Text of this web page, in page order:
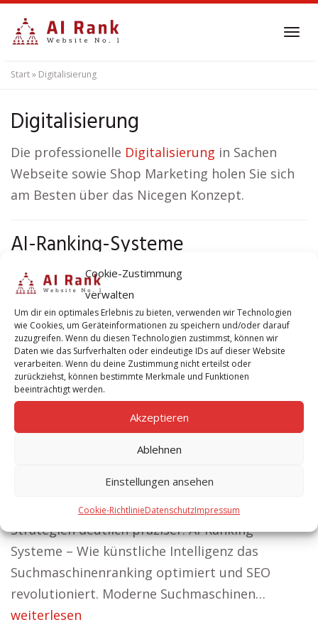
Cookie-Zustimmung
verwalten
Um dir ein optimales Erlebnis zu bieten, verwenden wir Technologien
wie Cookies, um Geräteinformationen zu speichern und/oder darauf
zuzugreifen. Wenn du diesen Technologien zustimmst, können wir
Daten wie das Surfverhalten oder eindeutige IDs auf dieser Website
verarbeiten. Wenn du deine Zustimmung nicht erteilst oder
zurückziehst, können bestimmte Merkmale und Funktionen
beeinträchtigt werden.
Akzeptieren
Ablehnen
Einstellungen ansehen
Cookie-RichtlinieDatenschutzImpressum
content
Start» Digitalisierung
Digitalisierung
Die professionelle Digitalisierung in Sachen
Webseite sowie Shop Marketing holen Sie sich
am Besten über das Nicegen Konzept.
AI-Ranking-Systeme
die Art und
Weise, wie
Suchmaschinen
Inhalte bewerten, grundlegend verändert.
Früher zählten vor allem Keywords und
Backlinks – heute spielen Kontext,
Nutzerintention und semantische Relevanz eine
werden Websites intelligenter,
Nutzererlebnisse personalisierter und SEO-
Strategien deutlich präziser. AI-Ranking-
Systeme – Wie künstliche Intelligenz das
Suchmaschinenranking optimiert und SEO
revolutioniert. Moderne Suchmaschinen…
weiterlesen